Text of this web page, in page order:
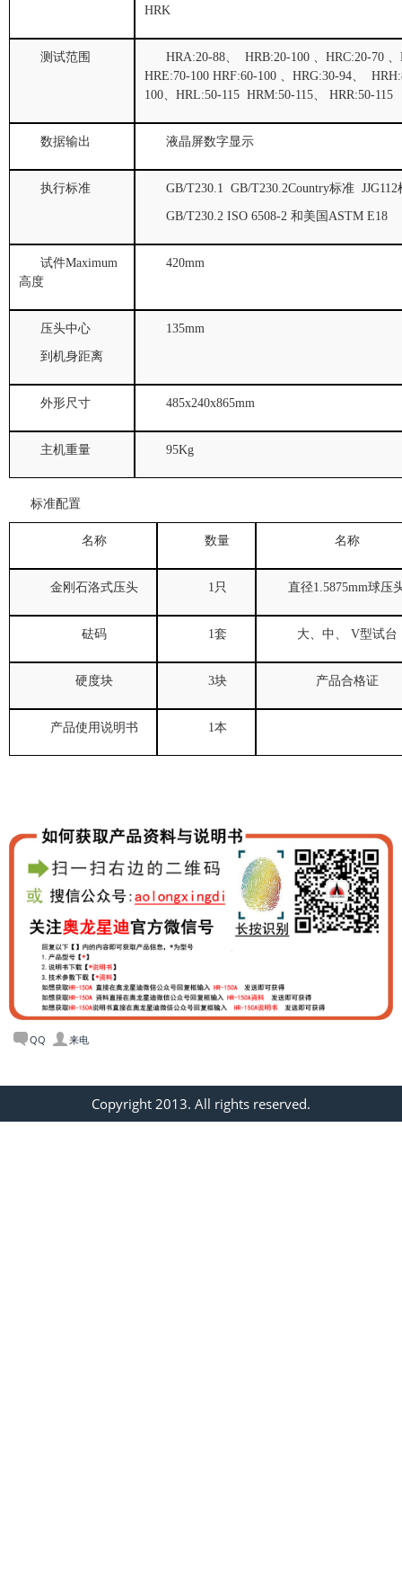
HRK
测试范围 HRA:20-88、 HRB:20-100 、HRC:20-70 、
HRE:70-100 HRF:60-100 、HRG:30-94、
100、HRL:50-115 HRM:50-115、 HRR:50-115
数据输出 液晶屏数字显示
执行标准 GB/T230.1 GB/T230.2Country标准 JJG112
GB/T230.2 ISO 6508-2和美国ASTM E18
试件Maximum
高度
420mm
压头中心
到机身距离
135mm
外形尺寸 485x240x865mm
主机重量 95Kg
标准配置
名称 数量 名称
金刚石洛式压头 1只 直径1.5875mm球压
砝码 1套 大、中、 V型试台
硬度块 3块 产品合格证
产品使用说明书 1本
QQ 来电
Copyright 2013. All rights reserved.